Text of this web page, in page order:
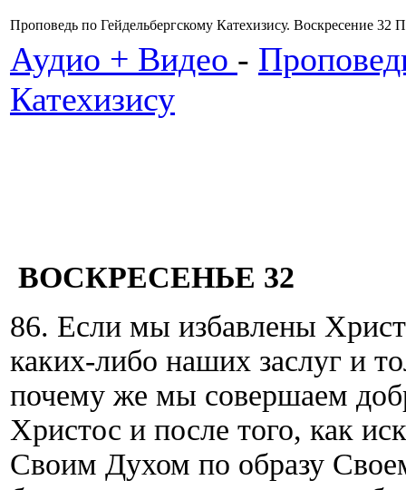
Проповедь по Гейдельбергскому Катехизису. Воскресение
Аудио + Видео -
Катехизису
ВОСКРЕСЕНЬЕ 32
86. Если мы избавлены
каких-либо наших заслуг и
почему же мы совершаем
Христос и после того, как
Своим Духом по образу